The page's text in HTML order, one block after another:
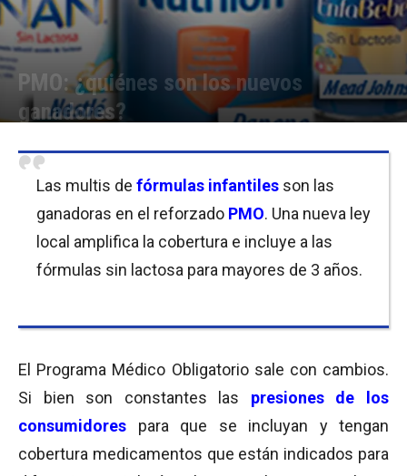
PMO: ¿quiénes son los nuevos
ganadores?
Las multis de fórmulas infantiles son las
ganadoras en el reforzado PMO. Una nueva ley
local amplifica la cobertura e incluye a las
fórmulas sin lactosa para mayores de 3 años.
El Programa Médico Obligatorio sale con cambios.
Si bien son constantes las presiones de los
consumidores para que se incluyan y tengan
cobertura medicamentos que están indicados para